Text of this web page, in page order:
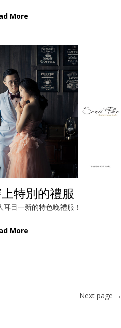
More
特別的禮服
耳目一新的特色晚禮服！
More
Next page →